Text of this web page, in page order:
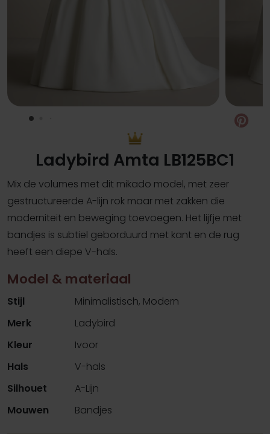
Ladybird Amta LB125BC1
Mix de volumes met dit mikado model, met zeer
gestructureerde A-lijn rok maar met zakken die
moderniteit en beweging toevoegen. Het lijfje met
bandjes is subtiel geborduurd met kant en de rug
heeft een diepe V-hals.
Model & materiaal
Stijl
Minimalistisch, Modern
Merk
Ladybird
Kleur
Ivoor
Hals
V-hals
Silhouet
A-Lijn
Mouwen
Bandjes